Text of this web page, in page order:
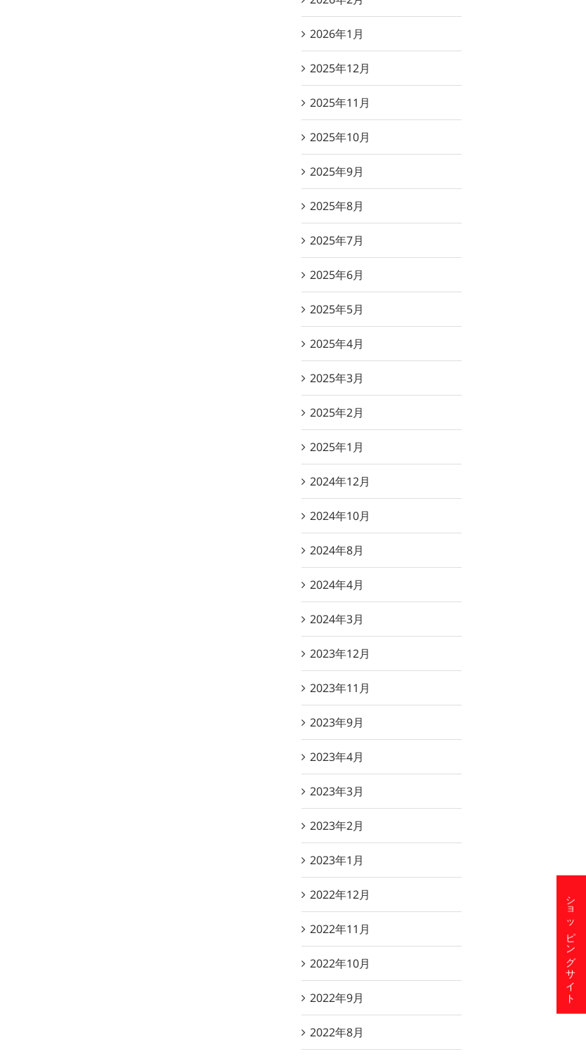
2026年1月
2025年12月
2025年11月
2025年10月
2025年9月
2025年8月
2025年7月
2025年6月
2025年5月
2025年4月
2025年3月
2025年2月
2025年1月
2024年12月
2024年10月
2024年8月
2024年4月
2024年3月
2023年12月
2023年11月
2023年9月
2023年4月
2023年3月
2023年2月
2023年1月
2022年12月
2022年11月
2022年10月
2022年9月
2022年8月
ショッピングサイト